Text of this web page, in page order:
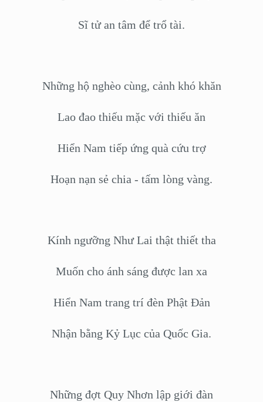
Sĩ tử an tâm để trổ tài.
Những hộ nghèo cùng, cảnh khó khăn
Lao đao thiếu mặc với thiếu ăn
Hiển Nam tiếp ứng quà cứu trợ
Hoạn nạn sẻ chia - tấm lòng vàng.
Kính ngưỡng Như Lai thật thiết tha
Muốn cho ánh sáng được lan xa
Hiển Nam trang trí đèn Phật Đản
Nhận bằng Kỷ Lục của Quốc Gia.
Những đợt Quy Nhơn lập giới đàn